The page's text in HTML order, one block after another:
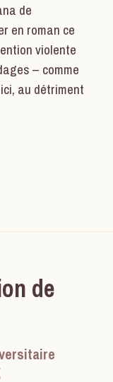
de
en roman ce
violente
– comme
au détriment
de